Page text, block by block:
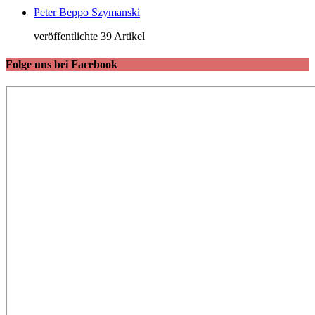
Peter Beppo Szymanski
veröffentlichte 39 Artikel
Folge uns bei Facebook